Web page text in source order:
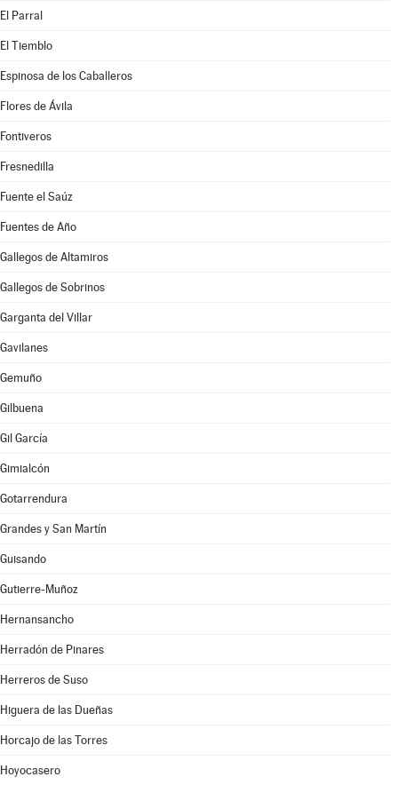
El Parral
El Tiemblo
Espinosa de los Caballeros
Flores de Ávila
Fontiveros
Fresnedilla
Fuente el Saúz
Fuentes de Año
Gallegos de Altamiros
Gallegos de Sobrinos
Garganta del Villar
Gavilanes
Gemuño
Gilbuena
Gil García
Gimialcón
Gotarrendura
Grandes y San Martín
Guisando
Gutierre-Muñoz
Hernansancho
Herradón de Pinares
Herreros de Suso
Higuera de las Dueñas
Horcajo de las Torres
Hoyocasero